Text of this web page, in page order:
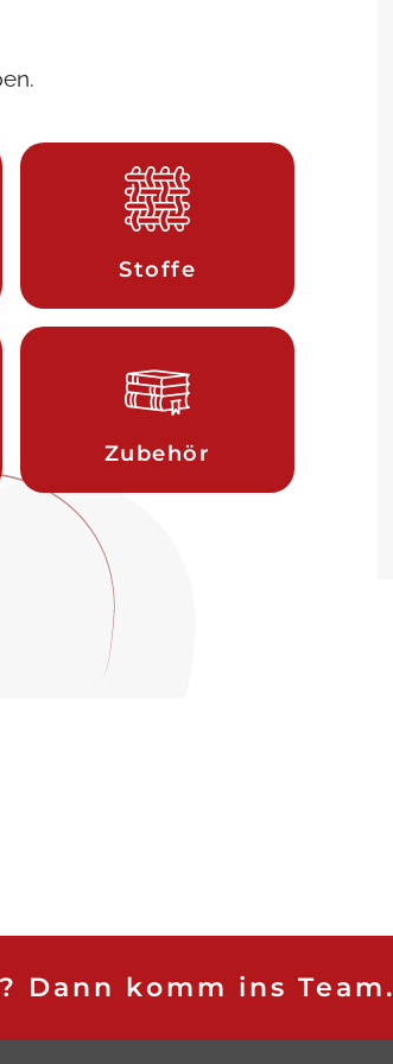
Stoffe
Zubehör
Dann komm ins Team.